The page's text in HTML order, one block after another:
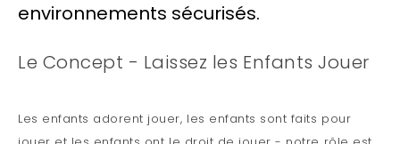
environnements sécurisés.
Le Concept - Laissez les Enfants Jouer
Les enfants adorent jouer, les enfants sont faits pour